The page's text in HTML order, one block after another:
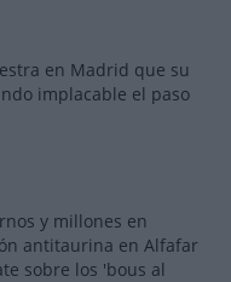
en Madrid que su
implacable el paso
y millones en
antitaurina en Alfafar
sobre los 'bous al